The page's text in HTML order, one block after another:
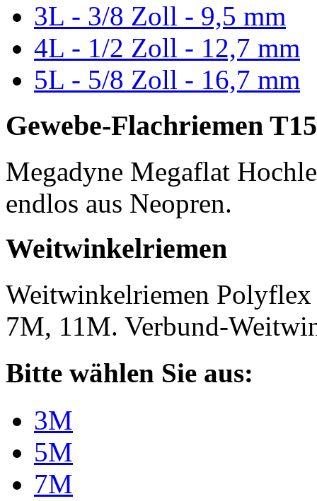
3L - 3/8 Zoll - 9,5 mm
4L - 1/2 Zoll - 12,7 mm
5L - 5/8 Zoll - 16,7 mm
Gewebe-Flachriemen
Megadyne Megaflat
endlos aus Neopren.
Weitwinkelriemen
Weitwinkelriemen
7M, 11M. Verbund-
Bitte wählen Sie aus:
3M
5M
7M